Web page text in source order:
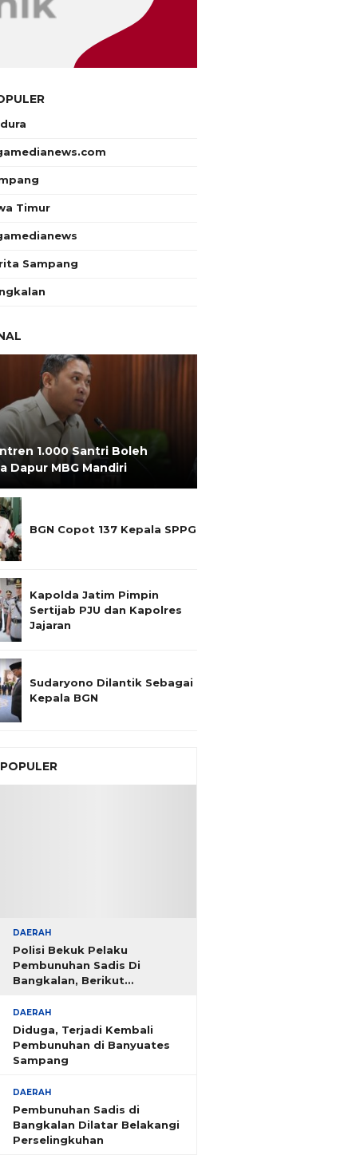
Timur
Sampang
1.000 Santri Boleh
Dapur MBG Mandiri
BGN Copot 137 Kepala SPPG
Kapolda Jatim Pimpin
Sertijab PJU dan Kapolres
Jajaran
Sudaryono Dilantik Sebagai
Kepala BGN
DAERAH
Polisi Bekuk Pelaku
Pembunuhan Sadis Di
Bangkalan, Berikut
DAERAH
Diduga, Terjadi Kembali
Pembunuhan di Banyuates
Sampang
DAERAH
Pembunuhan Sadis di
Bangkalan Dilatar Belakangi
Perselingkuhan